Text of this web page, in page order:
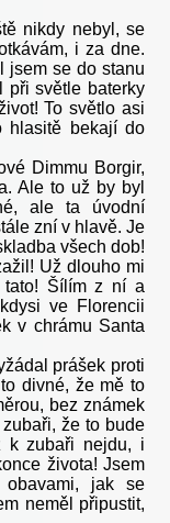
nikdy nebyl, se
i za dne.
jsem se do stanu
při světle baterky
To světlo asi
hlasitě bekají do
Dimmu Borgir,
Ale to už by byl
ale ta úvodní
zní v hlavě. Je
všech dob!
Už dlouho mi
tato! Šílím z ní a
ve Florencii
v chrámu Santa
prášek proti
divné, že mě to
bez známek
že to bude
k zubaři nejdu, i
života! Jsem
obavami, jak se
neměl připustit,